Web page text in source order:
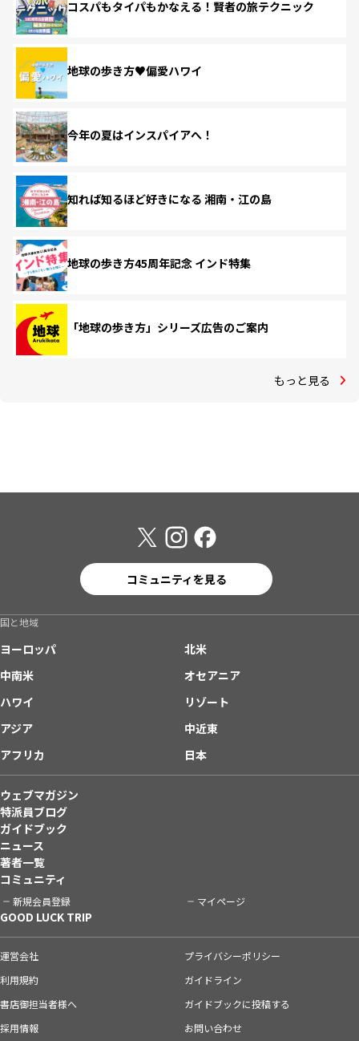
コスパもタイパもかなえる！賢者の旅テクニック
地球の歩き方♥偏愛ハワイ
今年の夏はインスパイアへ！
知れば知るほど好きになる 湘南・江の島
地球の歩き方45周年記念 インド特集
「地球の歩き方」シリーズ広告のご案内
もっと見る
コミュニティを見る
国と地域
ヨーロッパ
北米
中南米
オセアニア
ハワイ
リゾート
アジア
中近東
アフリカ
日本
ウェブマガジン
特派員ブログ
ガイドブック
ニュース
著者一覧
コミュニティ
新規会員登録 マイページ
GOOD LUCK TRIP
運営会社
プライバシーポリシー
利用規約
ガイドライン
書店御担当者様へ
ガイドブックに投稿する
採用情報
お問い合わせ